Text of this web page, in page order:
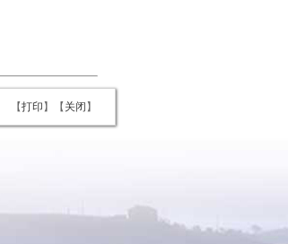
【打印】【关闭】